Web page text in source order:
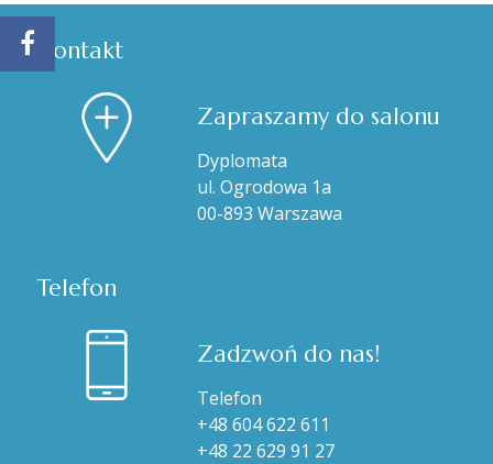
Kontakt
Zapraszamy do salonu
Dyplomata
ul. Ogrodowa 1a
00-893 Warszawa
Telefon
Zadzwoń do nas!
Telefon
+48 604 622 611
+48 22 629 91 27